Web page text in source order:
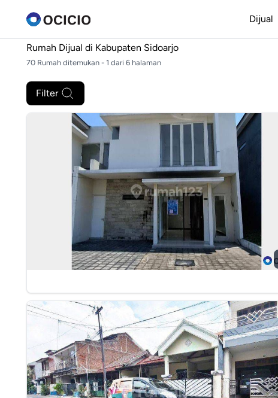
Dijual
Rumah Dijual di Kabupaten Sidoarjo
70 Rumah ditemukan - 1 dari 6 halaman
Filter